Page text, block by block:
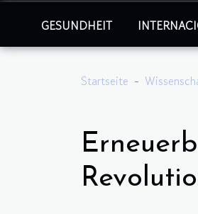
GESUNDHEIT
Startseite